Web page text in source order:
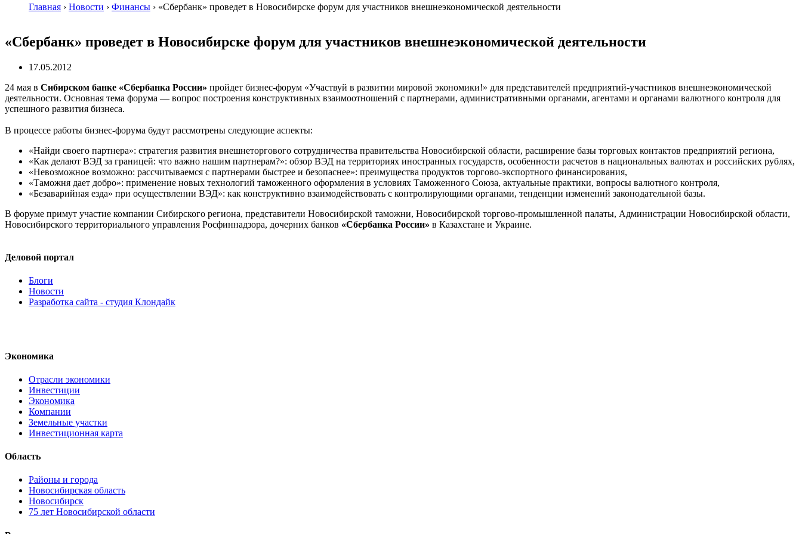
Главная › Новости › Финансы › «Сбербанк» проведет в Новосибирске форум для участников внешнеэкономической деятельности
«Сбербанк» проведет в Новосибирске форум для участников внешнеэкономической деятельности
17.05.2012
24 мая в Сибирском банке «Сбербанка России» пройдет бизнес-форум «Участвуй в развитии мировой экономики!» для представителей предприятий-участников внешнеэкономической
деятельности. Основная тема форума — вопрос построения конструктивных взаимоотношений с партнерами, административными органами, агентами и органами валютного контроля для
успешного развития бизнеса.
В процессе работы бизнес-форума будут рассмотрены следующие аспекты:
«Найди своего партнера»: стратегия развития внешнеторгового сотрудничества правительства Новосибирской области, расширение базы торговых контактов предприятий региона,
«Как делают ВЭД за границей: что важно нашим партнерам?»: обзор ВЭД на территориях иностранных государств, особенности расчетов в национальных валютах и российских рублях,
«Невозможное возможно: рассчитываемся с партнерами быстрее и безопаснее»: преимущества продуктов торгово-экспортного финансирования,
«Таможня дает добро»: применение новых технологий таможенного оформления в условиях Таможенного Союза, актуальные практики, вопросы валютного контроля,
«Безаварийная езда» при осуществлении ВЭД»: как конструктивно взаимодействовать с контролирующими органами, тенденции изменений законодательной базы.
В форуме примут участие компании Сибирского региона, представители Новосибирской таможни, Новосибирской торгово-промышленной палаты, Администрации Новосибирской области,
Новосибирского территориального управления Росфиннадзора, дочерних банков «Сбербанка России» в Казахстане и Украине.
Деловой портал
Блоги
Новости
Разработка сайта - студия Клондайк
Экономика
Отрасли экономики
Инвестиции
Экономика
Компании
Земельные участки
Инвестиционная карта
Область
Районы и города
Новосибирская область
Новосибирск
75 лет Новосибирской области